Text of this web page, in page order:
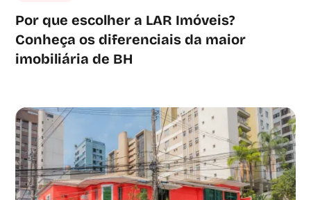
Por que escolher a LAR Imóveis?
Conheça os diferenciais da maior
imobiliária de BH